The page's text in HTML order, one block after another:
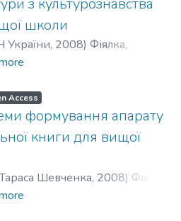
школи
України, 2008) Фіялка,
Access
формування апарату
книги для вищої
Шевченка, 2008) Фіялка,